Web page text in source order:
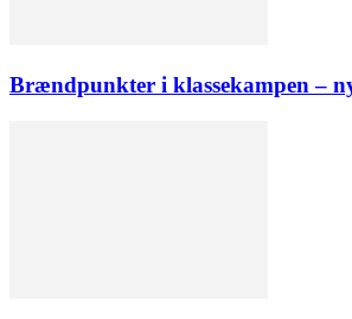
Brændpunkter i klassekampen –